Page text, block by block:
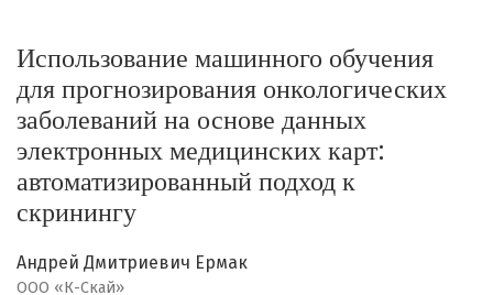
Использование машинного обучения
для прогнозирования онкологических
заболеваний на основе данных
электронных медицинских карт:
автоматизированный подход к
скринингу
Андрей Дмитриевич Ермак
ООО «К-Скай»